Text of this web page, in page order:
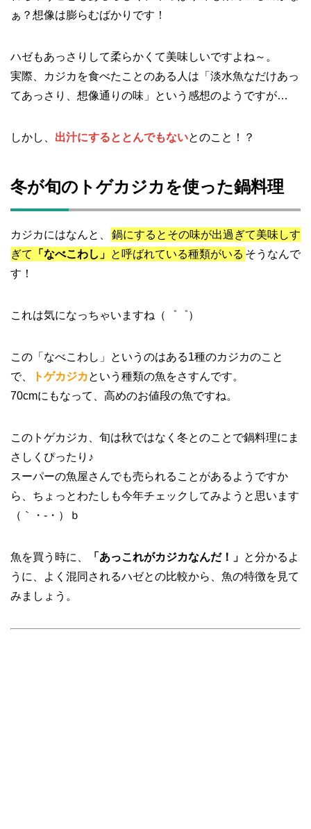
ぁ？想像は膨らむばかりです！
ハゼもあっさりして柔らかくて美味しいですよね～。
実際、カジカを食べたことのある人は「淡水魚なだけあっ
てあっさり、想像通りの味」という感想のようですが…
しかし、 出汁にするととんでもないとのこと！？
冬が旬のトゲカジカを使った鍋料理
カジカにはなんと、
鍋にするとその味が出過ぎて美味しす
ぎて
「なべこわし」 と呼ばれている種類がいる そうなんで
す！
これは気になっちゃいますね（゜゜）
この「なべこわし」というのはある1種のカジカのこと
で、
トゲカジカという種類の魚をさすんです。
70cmにもなって、高めのお値段の魚ですね。
このトゲカジカ、旬は秋ではなく冬とのことで鍋料理にま
さしくぴったり♪
スーパーの魚屋さんでも売られることがあるようですか
ら、ちょっとわたしも今年チェックしてみようと思います
（｀・‐・）ｂ
魚を買う時に、 「あっこれがカジカなんだ！」 と分かるよ
うに、よく混同されるハゼとの比較から、魚の特徴を見て
みましょう。